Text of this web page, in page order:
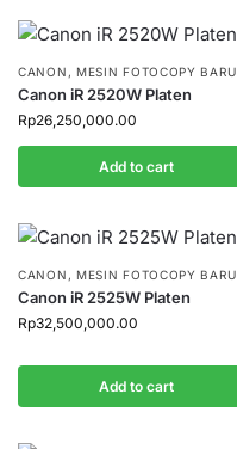
CANON , MESIN FOTOCOPY BARU
Canon iR 2520W Platen
Rp26,250,000.00
Add to cart
CANON , MESIN FOTOCOPY BARU
Canon iR 2525W Platen
Rp32,500,000.00
Add to cart